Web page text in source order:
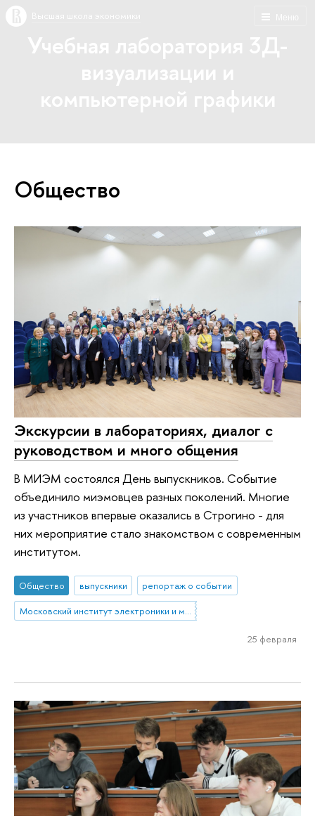
Общество
Экскурсии в лабораториях, диалог с
руководством и много общения
В МИЭМ состоялся День выпускников. Событие
объединило миэмовцев разных поколений. Многие
из участников впервые оказались в Строгино - для
них мероприятие стало знакомством с современным
институтом.
Общество выпускники
репортаж о событии
Московский институт электроники и математики им. А.Н. Тихонова
25 февраля